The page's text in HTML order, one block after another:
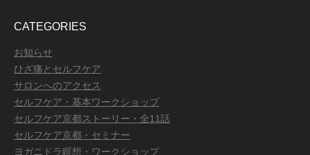
CATEGORIES
お知らせ
ひざ痛とセルフケア
サロンへのアクセス
セルフケア・基本ワークショップ
セルフケア京都ストーリー・全11話
セルフケア京都・セミナー
ヨガニドラ瞑想・ワークショップ